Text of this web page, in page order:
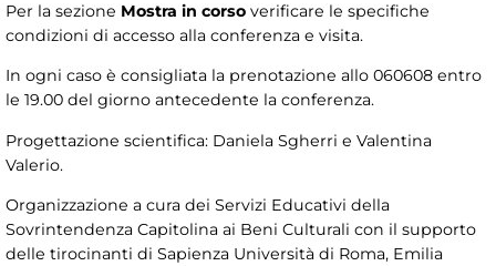
Per la sezione Mostra in corso verificare le specifiche
condizioni di accesso alla conferenza e visita.
In ogni caso è consigliata la prenotazione allo 060608 entro
le 19.00 del giorno antecedente la conferenza.
Progettazione scientifica: Daniela Sgherri e Valentina
Valerio.
Organizzazione a cura dei Servizi Educativi della
Sovrintendenza Capitolina ai Beni Culturali con il supporto
delle tirocinanti di Sapienza Università di Roma, Emilia